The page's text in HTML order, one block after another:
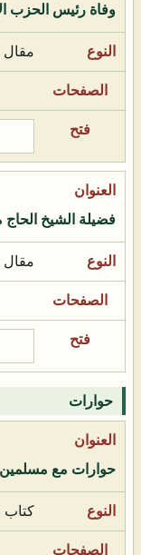
وفاة رئيس الحزب
فضيلة الشيخ
حوارات
حوارات مع
كتاب